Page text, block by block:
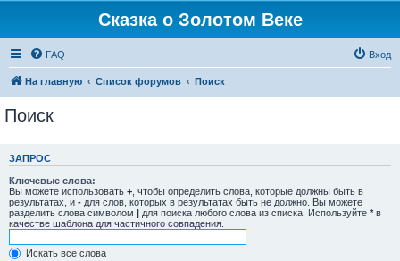
Сказка о Золотом Веке
FAQ Вход
На главную Список форумов Поиск
Поиск
ЗАПРОС
Ключевые слова:
Вы можете использовать + , чтобы определить слова, которые должны быть в
результатах, и - для слов, которых в результатах быть не должно. Вы можете
разделить слова символом | для поиска любого слова из списка. Используйте * в
качестве шаблона для частичного совпадения.
Искать все слова